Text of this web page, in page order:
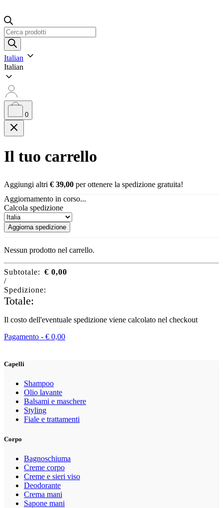
Ricerca
prodotti
Italian
Italian
0
Il tuo carrello
Aggiungi altri € 39,00 per ottenere la spedizione gratuita!
Aggiornamento in corso...
Calcola spedizione
Aggiorna spedizione
Nessun prodotto nel carrello.
Subtotale: € 0,00
/
Spedizione:
Totale:
Il costo dell'eventuale spedizione viene calcolato nel checkout
Pagamento - € 0,00
Capelli
Shampoo
Olio lavante
Balsami e maschere
Styling
Fiale e trattamenti
Corpo
Bagnoschiuma
Creme corpo
Creme e sieri viso
Deodorante
Crema mani
Sapone mani